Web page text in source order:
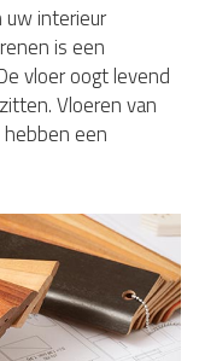
uw interieur
is een
vloer oogt levend
Vloeren van
een